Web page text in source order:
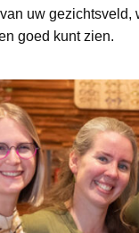
uw
goed kunt zien.